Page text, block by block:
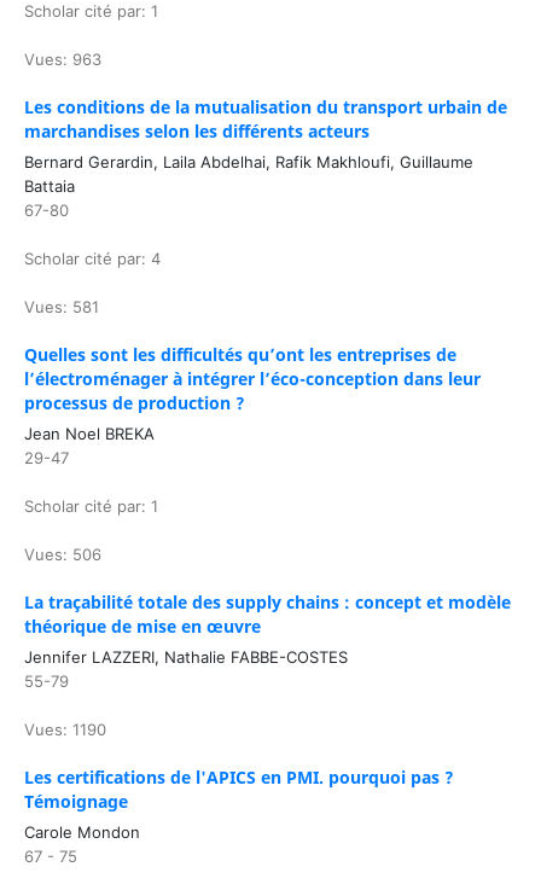
Scholar cité par: 1
Vues: 963
Les conditions de la mutualisation du transport urbain de
marchandises selon les différents acteurs
Bernard Gerardin, Laila Abdelhai, Rafik Makhloufi, Guillaume
Battaia
67-80
Scholar cité par: 4
Vues: 581
Quelles sont les difficultés qu’ont les entreprises de
l’électroménager à intégrer l’éco-conception dans leur
processus de production ?
Jean Noel BREKA
29-47
Scholar cité par: 1
Vues: 506
La traçabilité totale des supply chains : concept et modèle
théorique de mise en œuvre
Jennifer LAZZERI, Nathalie FABBE-COSTES
55-79
Vues: 1190
Les certifications de l'APICS en PMI. pourquoi pas ?
Témoignage
Carole Mondon
67 - 75